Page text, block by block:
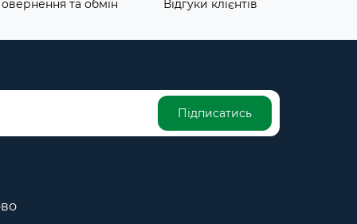
та обмін Відгуки клієнтів
Підписатись